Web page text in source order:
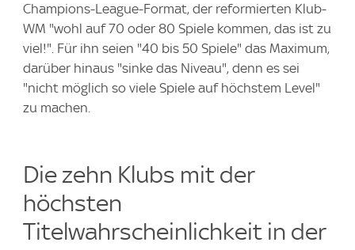
Champions-League-Format, der reformierten Klub-
WM "wohl auf 70 oder 80 Spiele kommen, das ist zu
viel!". Für ihn seien "40 bis 50 Spiele" das Maximum,
darüber hinaus "sinke das Niveau", denn es sei
"nicht möglich so viele Spiele auf höchstem Level"
zu machen.
Die zehn Klubs mit der
höchsten
Titelwahrscheinlichkeit in der